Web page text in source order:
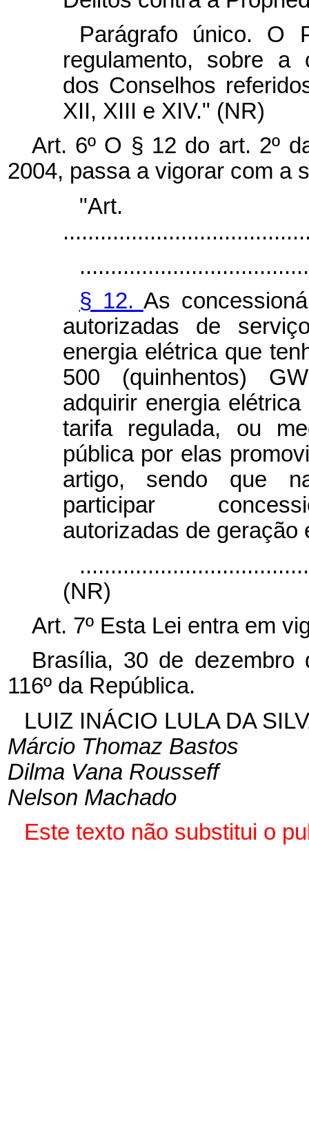
Parágrafo único. O
regulamento, sobre a
dos Conselhos
XII, XIII e XIV." (NR)
Art. 6º O § 12 do art. 2º
2004, passa a vigorar com a
§ 12. As
autorizadas de
energia elétrica que
500 (quinhentos)
adquirir energia
tarifa regulada, ou
pública por elas
artigo, sendo que
participar
autorizadas de geração
(NR)
Art. 7º Esta Lei entra em
Brasília, 30 de dezembro
116º da República.
LUIZ INÁCIO LULA DA
Márcio Thomaz Bastos
Dilma Vana Rousseff
Nelson Machado
Este texto não substitui o